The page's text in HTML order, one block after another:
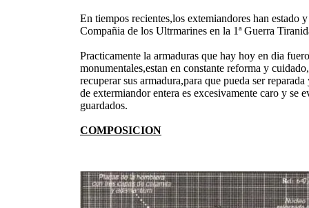
En tiempos recientes,los extemiandores han estado
Compañia de los Ultrmarines en la 1ª Guerra
Practicamente la armaduras que hay hoy en dia
monumentales,estan en constante reforma y
recuperar sus armadura,para que pueda ser
de extermiandor entera es excesivamente caro y se
guardados.
COMPOSICION